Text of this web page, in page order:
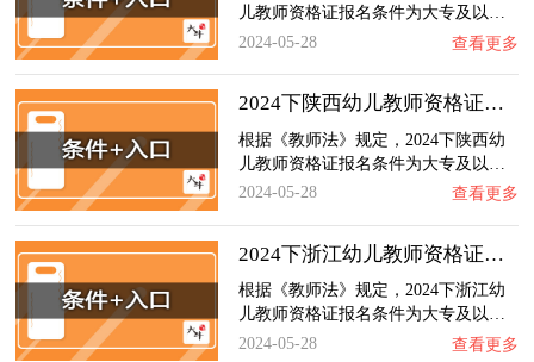
儿教师资格证报名条件为大专及以…
2024-05-28
查看更多
2024下陕西幼儿教师资格证报名条件+官网入口…
根据《教师法》规定，2024下陕西幼
儿教师资格证报名条件为大专及以…
2024-05-28
查看更多
2024下浙江幼儿教师资格证报名条件+官网入口…
根据《教师法》规定，2024下浙江幼
儿教师资格证报名条件为大专及以…
2024-05-28
查看更多